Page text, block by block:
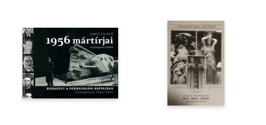
Természettudomány
Történelem
Vallás